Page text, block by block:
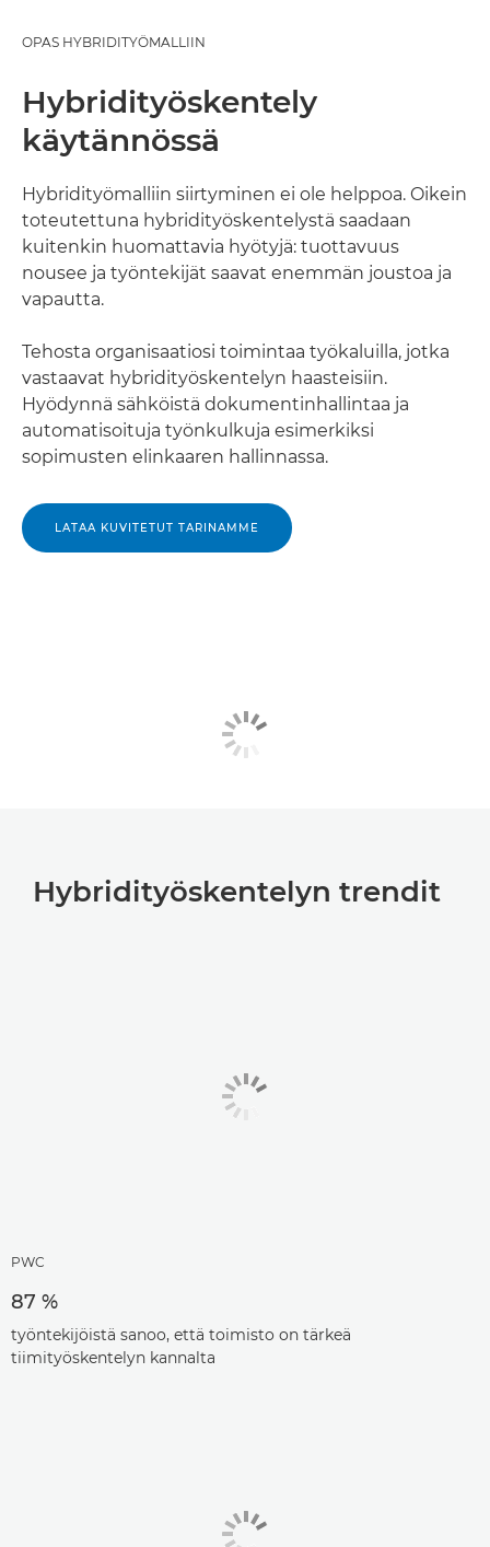
OPAS HYBRIDITYÖMALLIIN
Hybridityöskentely
käytännössä
Hybridityömalliin siirtyminen ei ole helppoa. Oikein
toteutettuna hybridityöskentelystä saadaan
kuitenkin huomattavia hyötyjä: tuottavuus
nousee ja työntekijät saavat enemmän joustoa ja
vapautta.
Tehosta organisaatiosi toimintaa työkaluilla, jotka
vastaavat hybridityöskentelyn haasteisiin.
Hyödynnä sähköistä dokumentinhallintaa ja
automatisoituja työnkulkuja esimerkiksi
sopimusten elinkaaren hallinnassa.
LATAA KUVITETUT TARINAMME
Hybridityöskentelyn trendit
PWC
87 %
työntekijöistä sanoo, että toimisto on tärkeä
tiimityöskentelyn kannalta